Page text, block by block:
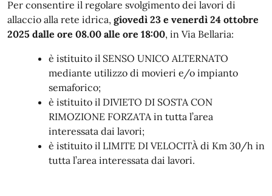
In dettaglio
Per consentire il regolare svolgimento dei lavori di
allaccio alla rete idrica, giovedì 23 e venerdì 24 ottobre
2025 dalle ore 08.00 alle ore 18:00, in Via Bellaria:
è istituito il SENSO UNICO ALTERNATO
mediante utilizzo di movieri e/o impianto
semaforico;
è istituito il DIVIETO DI SOSTA CON
RIMOZIONE FORZATA in tutta l’area
interessata dai lavori;
è istituito il LIMITE DI VELOCITÀ di Km 30/h in
tutta l’area interessata dai lavori.